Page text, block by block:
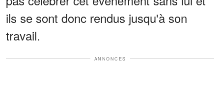
ils se sont donc rendus jusqu'à son
travail.
ANNONCES